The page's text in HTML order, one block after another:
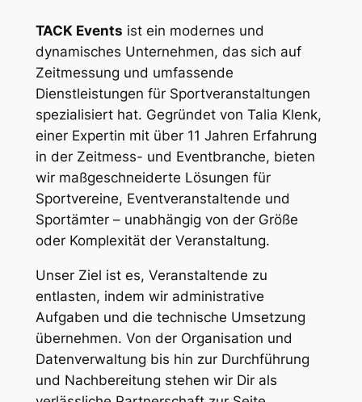
TACK Events ist ein modernes und
dynamisches Unternehmen, das sich auf
Zeitmessung und umfassende
Dienstleistungen für Sportveranstaltungen
spezialisiert hat. Gegründet von Talia Klenk,
einer Expertin mit über 11 Jahren Erfahrung
in der Zeitmess- und Eventbranche, bieten
wir maßgeschneiderte Lösungen für
Sportvereine, Eventveranstaltende und
Sportämter – unabhängig von der Größe
oder Komplexität der Veranstaltung.
Unser Ziel ist es, Veranstaltende zu
entlasten, indem wir administrative
Aufgaben und die technische Umsetzung
übernehmen. Von der Organisation und
Datenverwaltung bis hin zur Durchführung
und Nachbereitung stehen wir Dir als